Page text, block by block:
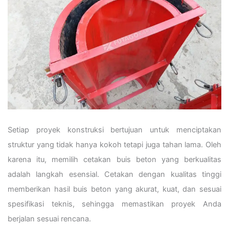
Setiap proyek konstruksi bertujuan untuk menciptakan
struktur yang tidak hanya kokoh tetapi juga tahan lama. Oleh
karena itu, memilih cetakan buis beton yang berkualitas
adalah langkah esensial. Cetakan dengan kualitas tinggi
memberikan hasil buis beton yang akurat, kuat, dan sesuai
spesifikasi teknis, sehingga memastikan proyek Anda
berjalan sesuai rencana.